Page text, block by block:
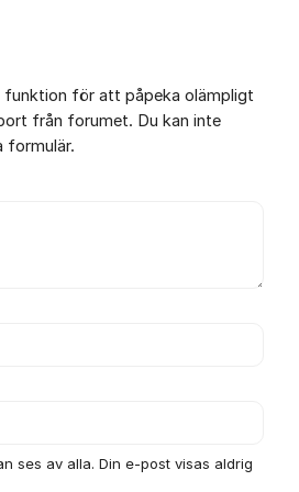
funktion för att påpeka olämpligt
från forumet. Du kan inte
formulär.
ses av alla. Din e-post visas aldrig